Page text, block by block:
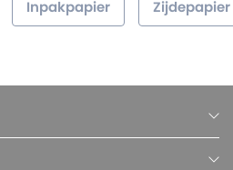
Inpakpapier Zijdepapier